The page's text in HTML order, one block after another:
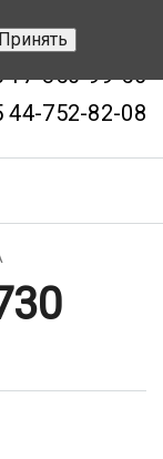
17-343-46-70
17-350-99-56
44-752-82-08
Принять